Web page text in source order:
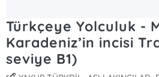
Türkçeye Yolculuk -
Karadeniz’in incisi
seviye B1)